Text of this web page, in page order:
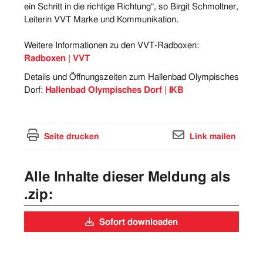
ein Schritt in die richtige Richtung“, so Birgit Schmoltner,
Leiterin VVT Marke und Kommunikation.
Weitere Informationen zu den VVT-Radboxen:
Radboxen | VVT
Details und Öffnungszeiten zum Hallenbad Olympisches
Dorf: Hallenbad Olympisches Dorf | IKB
Seite drucken Link mailen
Alle Inhalte dieser Meldung als
.zip:
Sofort downloaden